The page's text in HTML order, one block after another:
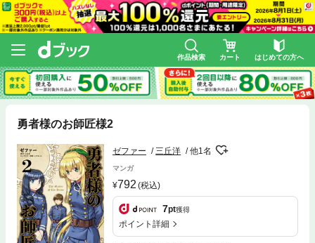
作品検索 カート はじめての方へ
勇者様のお師匠様2
ゼファー 三丘洋 他1名
マンガ
792 (税込)
7pt獲得
ポイント詳細